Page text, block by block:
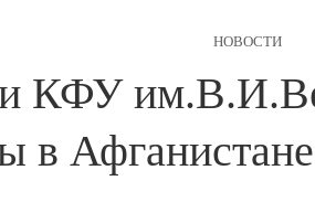
НОВОСТИ
КФУ
в